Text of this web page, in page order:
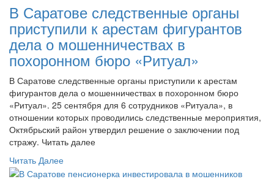
В Саратове следственные органы
приступили к арестам фигурантов
дела о мошенничествах в
похоронном бюро «Ритуал»
В Саратове следственные органы приступили к арестам
фигурантов дела о мошенничествах в похоронном бюро
«Ритуал». 25 сентября для 6 сотрудников «Ритуала», в
отношении которых проводились следственные мероприятия,
Октябрьский район утвердил решение о заключении под
стражу. Читать далее
Читать Далее